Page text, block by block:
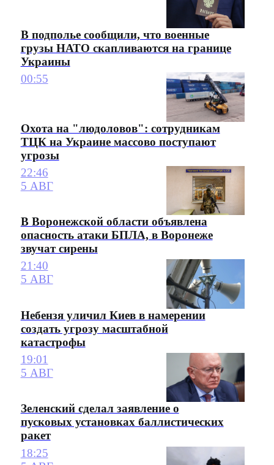
В подполье сообщили, что военные
грузы НАТО скапливаются на границе
Украины
00:55
Охота на "людоловов": сотрудникам
ТЦК на Украине массово поступают
угрозы
22:46
5 АВГ
В Воронежской области объявлена
опасность атаки БПЛА, в Воронеже
звучат сирены
21:40
5 АВГ
Небензя уличил Киев в намерении
создать угрозу масштабной
катастрофы
19:01
5 АВГ
Зеленский сделал заявление о
пусковых установках баллистических
ракет
18:25